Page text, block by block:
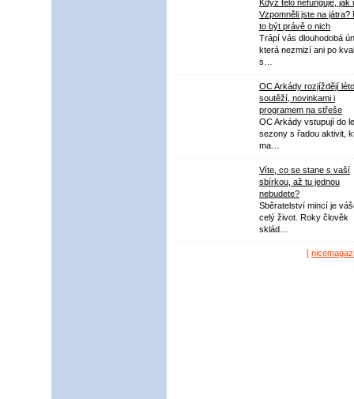
Když tělo nefunguje, jak
Vzpomněli jste na játra?
to být právě o nich
Trápí vás dlouhodobá
která nezmizí ani po
s…
OC Arkády rozjíždějí léto
soutěží, novinkami i
programem na střeše
OC Arkády vstupují do
sezony s řadou aktivit,
ma…
Víte, co se stane s vaší
sbírkou, až tu jednou
nebudete?
Sběratelství mincí je
celý život. Roky člověk
sklád…
[